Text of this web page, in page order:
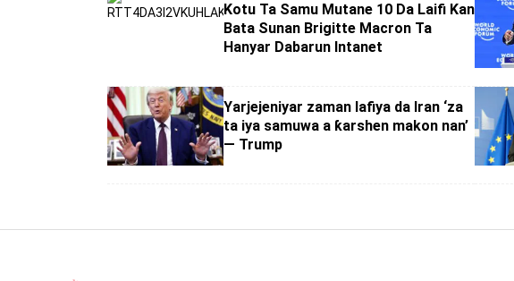
Kotu Ta Samu Mutane 10 Da Laifi Kan
Bata Sunan Brigitte Macron Ta
Hanyar Dabarun Intanet
Yarjejeniyar zaman lafiya da Iran ‘za
ta iya samuwa a ƙarshen makon nan’
— Trump